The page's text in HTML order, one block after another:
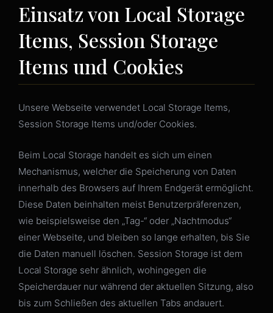
Einsatz von Local Storage
Items, Session Storage
Items und Cookies
Unsere Webseite verwendet Local Storage Items,
Session Storage Items und/oder Cookies.
Beim Local Storage handelt es sich um einen
Mechanismus, welcher die Speicherung von Daten
innerhalb des Browsers auf Ihrem Endgerät ermöglicht.
Diese Daten beinhalten meist Benutzerpräferenzen,
wie beispielsweise den „Tag-“ oder „Nachtmodus“
einer Webseite, und bleiben so lange erhalten, bis Sie
die Daten manuell löschen. Session Storage ist dem
Local Storage sehr ähnlich, wohingegen die
Speicherdauer nur während der aktuellen Sitzung, also
bis zum Schließen des aktuellen Tabs andauert.